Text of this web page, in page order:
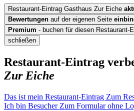
Restaurant-Eintrag Gasthaus Zur Eiche
Bewertungen auf der eigenen Seite
Premium - buchen für diesen Restaurant-
schließen
Restaurant-Eintrag
Zur Eiche
Das ist mein Restaurant-Eintrag Zum
Ich bin Besucher Zum Formular ohne